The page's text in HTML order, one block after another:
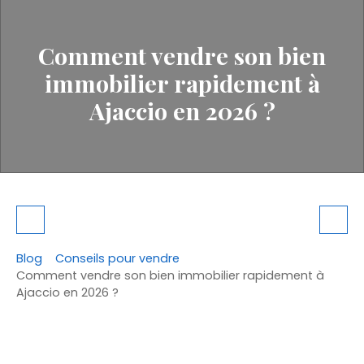
Comment vendre son bien
immobilier rapidement à
Ajaccio en 2026 ?
Blog
Conseils pour vendre
Comment vendre son bien immobilier rapidement à
Ajaccio en 2026 ?